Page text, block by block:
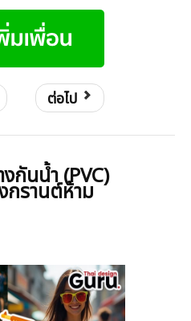
ต่อไป
งกันน้ำ (PVC)
กรานต์ห้าม